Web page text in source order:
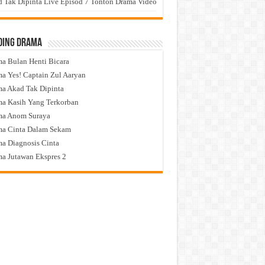
Drama
Bulan Henti Bicara
Yes! Captain Zul Aaryan
Akad Tak Dipinta
Kasih Yang Terkorban
Anom Suraya
Cinta Dalam Sekam
Diagnosis Cinta
Jutawan Ekspres 2